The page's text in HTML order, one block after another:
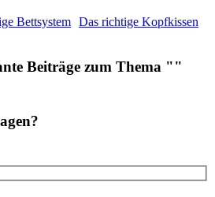
Bettsystem Das richtige Kopfkissen
Beiträge zum Thema ""